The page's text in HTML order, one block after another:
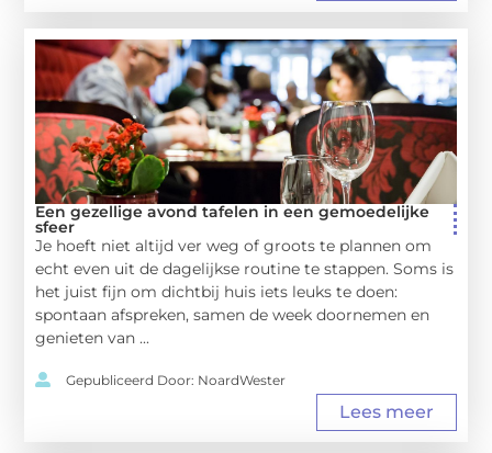
Een gezellige avond tafelen in een gemoedelijke
sfeer
Je hoeft niet altijd ver weg of groots te plannen om
echt even uit de dagelijkse routine te stappen. Soms is
het juist fijn om dichtbij huis iets leuks te doen:
spontaan afspreken, samen de week doornemen en
genieten van ...
Gepubliceerd Door: NoardWester
Lees meer